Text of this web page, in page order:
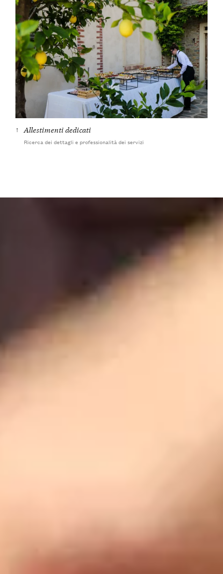
↑ Allestimenti dedicati
Ricerca dei dettagli e professionalità dei servizi